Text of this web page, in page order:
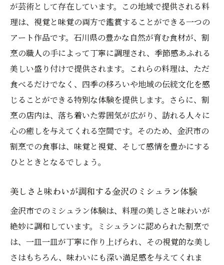
が芸術として存在しています。この地域で提供される料
理は、視覚と味覚の両方で鑑賞することができる一つの
アート作品です。石川県の豊かな自然が育む食材が、割
烹の職人の手によって丁寧に調理され、季節感あふれる
美しい盛り付けで提供されます。これらの料理は、ただ
食べるだけでなく、四季の移ろいや地域の伝統文化を感
じることができる特別な体験を提供します。さらに、割
烹の店内は、落ち着いた雰囲気が広がり、訪れる人々に
心の癒しを与えてくれる空間です。そのため、金沢市の
割烹での食事は、味覚と視覚、そして感情を豊かにする
ひとときとなるでしょう。
美しさと味わいが調和する金沢のミシュラン体験
金沢市でのミシュラン体験は、料理の美しさと味わいが
絶妙に調和しています。ミシュランに認められた割烹で
は、一皿一皿が丁寧に作り上げられ、その視覚的な美し
さはもちろん、味わいにも深い満足感を与えてくれま